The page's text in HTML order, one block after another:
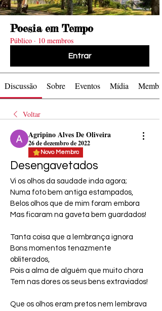
Série TV
Série TV
Série TV
Série TV
levam as
Ondas
Cinema
Cinema
Cinema
Foto by
Zacky
Barreto
Série TV
Série TV
Série TV
Série TV
levam as
Ondas
Cinema
Cinema
Cinema
Foto by
Zacky
Barreto
Poesia em Tempo
Público · 10 membros
Entrar
Discussão Sobre Eventos Mídia
Voltar
Agripino Alves De Oliveira
26 de dezembro de 2022
Novo Membro
Desengavetados
Vi os olhos da saudade inda agora;
Numa foto bem antiga estampados,
Belos olhos que de mim foram embora
Mas ficaram na gaveta bem guardados!
Tanta coisa que a lembrança ignora
Bons momentos tenazmente
obliterados,
Pois a alma de alguém que muito chora
Tem nas dores os seus bens extraviados!
Que os olhos eram pretos nem lembrava